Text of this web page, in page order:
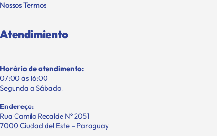
Nossos Termos
Atendimiento
Horário de atendimento:
07:00 ás 16:00
Segunda a Sábado,
Endereço:
Rua Camilo Recalde Nº 2051
7000 Ciudad del Este – Paraguay